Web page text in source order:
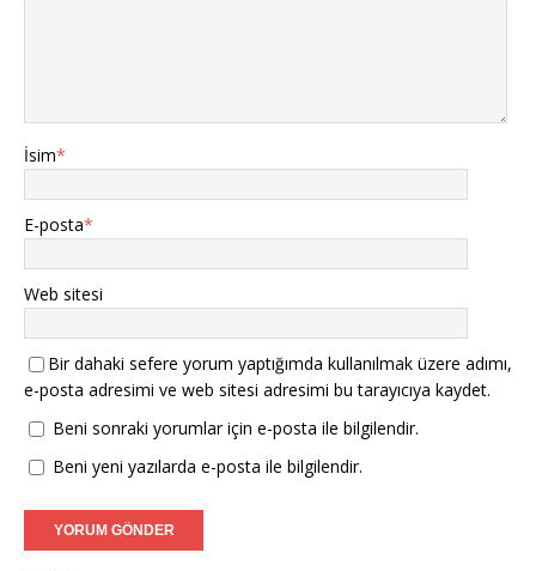
İsim*
E-posta*
Web sitesi
Bir dahaki sefere yorum yaptığımda kullanılmak üzere adımı,
e-posta adresimi ve web sitesi adresimi bu tarayıcıya kaydet.
Beni sonraki yorumlar için e-posta ile bilgilendir.
Beni yeni yazılarda e-posta ile bilgilendir.